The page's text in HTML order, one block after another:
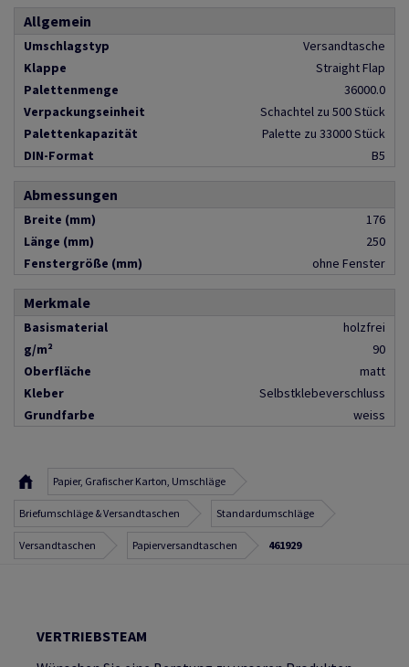
Allgemein
Umschlagstyp
Versandtasche
Klappe
Straight Flap
Palettenmenge
36000.0
Verpackungseinheit
Schachtel zu 500 Stück
Palettenkapazität
Palette zu 33000 Stück
DIN-Format
B5
Abmessungen
Breite (mm)
176
Länge (mm)
250
Fenstergröße (mm)
ohne Fenster
Merkmale
Basismaterial
holzfrei
g/m²
90
Oberfläche
matt
Kleber
Selbstklebeverschluss
Grundfarbe
weiss
Papier, Grafischer Karton, Umschläge
Briefumschläge & Versandtaschen Standardumschläge
Versandtaschen Papierversandtaschen 461929
VERTRIEBSTEAM